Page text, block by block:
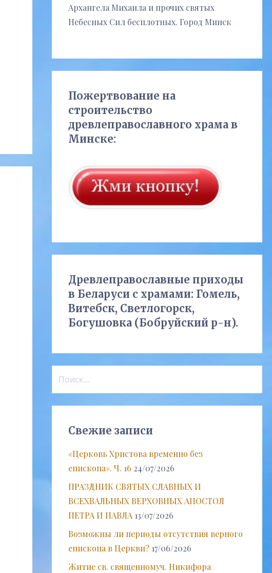
Архангела Михаила и прочих святых
Небесных Сил бесплотных. Город Минск
Пожертвование на
строительство
древлеправославного храма в
Минске:
Древлеправославные приходы
в Беларуси с храмами: Гомель,
Витебск, Светлогорск,
Богушовка (Бобруйский р-н).
Свежие записи
«Церковь Христова временно без
епископа». Ч. 16 24/07/2026
ПРАЗДНИК СВЯТЫХ СЛАВНЫХ И
ВСЕХВАЛЬНЫХ ВЕРХОВНЫХ АПОСТОЛ
ПЕТРА И ПАВЛА 13/07/2026
Возможны ли периоды отсутствия верного
епископа в Церкви? 17/06/2026
Житие св. священномуч. Никифора